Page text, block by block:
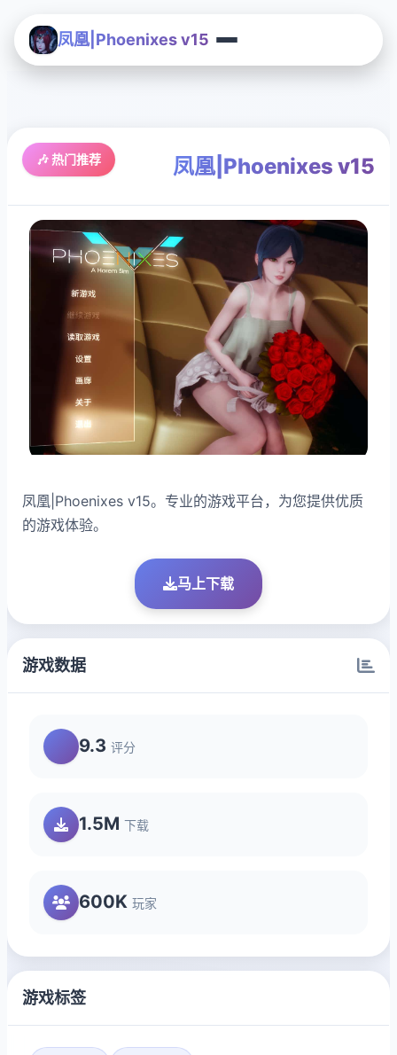
凤凰|Phoenixes v15
🎶 热门推荐 凤凰|Phoenixes v15
凤凰|Phoenixes v15。专业的游戏平台，为您提供优质
的游戏体验。
马上下载
游戏数据
9.3 评分
1.5M 下载
600K 玩家
游戏标签